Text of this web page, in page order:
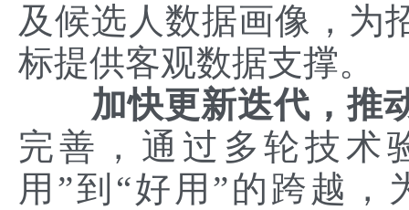
及候选人数据画像，为
标提供客观数据支撑。
加快更新迭代，推
完善，通过多轮技术
用”到“好用”的跨越